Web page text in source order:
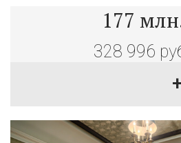
177
328 996